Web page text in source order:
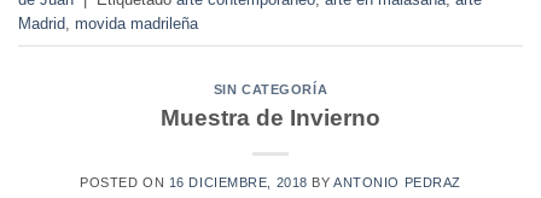
Madrid movida madrileña
SIN CATEGORÍA
Muestra de Invierno
POSTED ON 16 DICIEMBRE, 2018 BYANTONIO PEDRAZ